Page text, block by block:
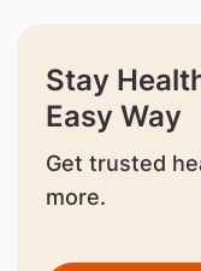
Stay
Easy Way
Get trusted
more.